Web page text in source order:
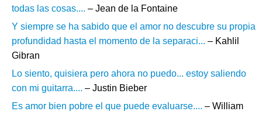
todas las cosas.... – Jean de la Fontaine
Y siempre se ha sabido que el amor no descubre su propia
profundidad hasta el momento de la separaci... – Kahlil
Gibran
Lo siento, quisiera pero ahora no puedo... estoy saliendo
con mi guitarra.... – Justin Bieber
Es amor bien pobre el que puede evaluarse.... – William